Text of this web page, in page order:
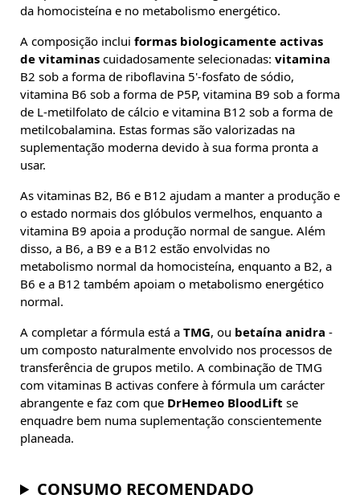
da homocisteína e no metabolismo energético.
A composição inclui formas biologicamente activas
de vitaminas cuidadosamente selecionadas: vitamina
B2 sob a forma de riboflavina 5'-fosfato de sódio,
vitamina B6 sob a forma de P5P, vitamina B9 sob a forma
de L-metilfolato de cálcio e vitamina B12 sob a forma de
metilcobalamina. Estas formas são valorizadas na
suplementação moderna devido à sua forma pronta a
usar.
As vitaminas B2, B6 e B12 ajudam a manter a produção e
o estado normais dos glóbulos vermelhos, enquanto a
vitamina B9 apoia a produção normal de sangue. Além
disso, a B6, a B9 e a B12 estão envolvidas no
metabolismo normal da homocisteína, enquanto a B2, a
B6 e a B12 também apoiam o metabolismo energético
normal.
A completar a fórmula está a TMG, ou betaína anidra -
um composto naturalmente envolvido nos processos de
transferência de grupos metilo. A combinação de TMG
com vitaminas B activas confere à fórmula um carácter
abrangente e faz com que DrHemeo BloodLift se
enquadre bem numa suplementação conscientemente
planeada.
CONSUMO RECOMENDADO